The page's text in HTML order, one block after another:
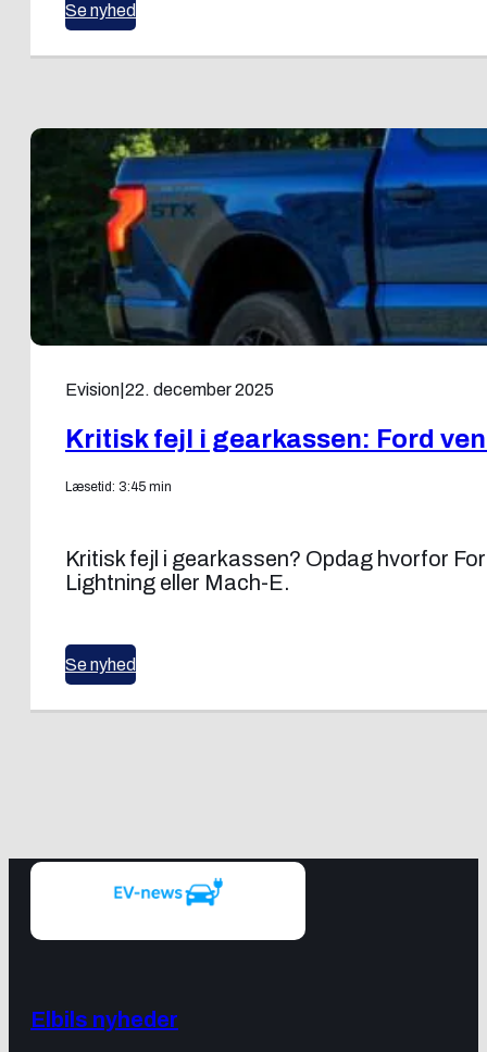
Se nyhed
Evision 22. december 2025
Kritisk fejl i gearkassen: Ford
Læsetid: 3:45 min
Kritisk fejl i gearkassen? Opdag hvorfor
Lightning eller Mach-E.
Se nyhed
Elbils nyheder